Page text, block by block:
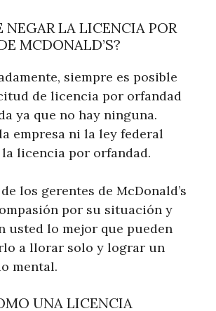
NEGAR LA LICENCIA POR
MCDONALD’S?
siempre es posible
de licencia por orfandad
ya que no hay ninguna.
empresa ni la ley federal
licencia por orfandad.
los gerentes de McDonald’s
por su situación y
usted lo mejor que pueden
a llorar solo y lograr un
mental.
UNA LICENCIA